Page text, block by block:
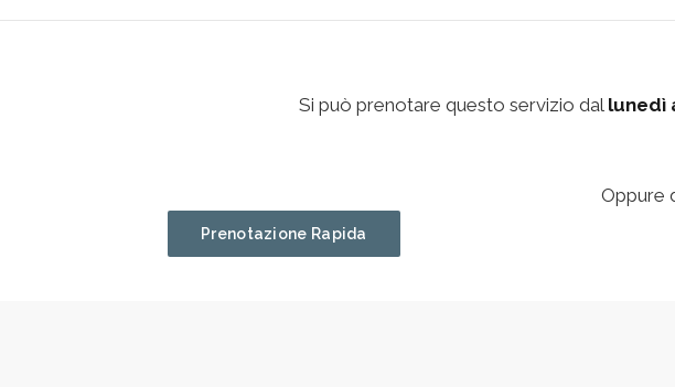
Si può prenotare questo servizio dal lunedì
Oppure
Prenotazione Rapida